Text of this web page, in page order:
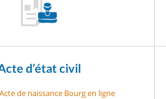
d’état civil
de naissance Bourg en ligne